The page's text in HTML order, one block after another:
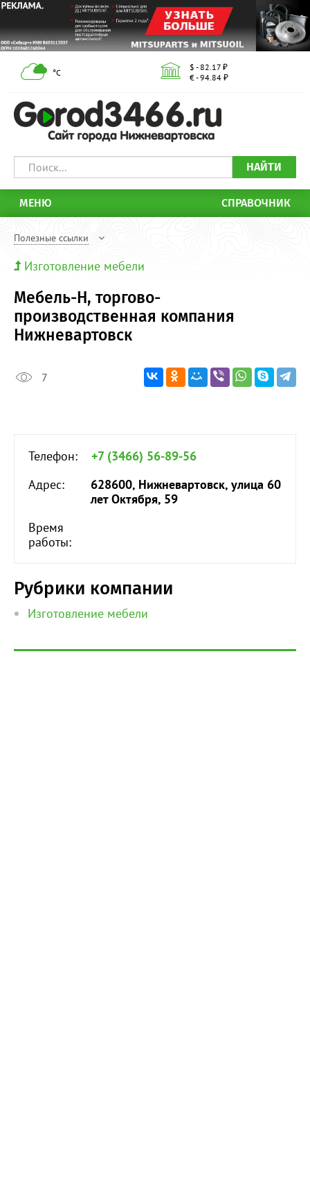
°С
$ - 82.17 ₽
€ - 94.84 ₽
НАЙТИ
МЕНЮ СПРАВОЧНИК
Полезные ссылки
Изготовление мебели
Мебель-Н, торгово-
производственная компания
Нижневартовск
7
Телефон:
+7 (3466) 56-89-56
Адрес:
628600, Нижневартовск, улица 60
лет Октября, 59
Время
работы:
Рубрики компании
Изготовление мебели